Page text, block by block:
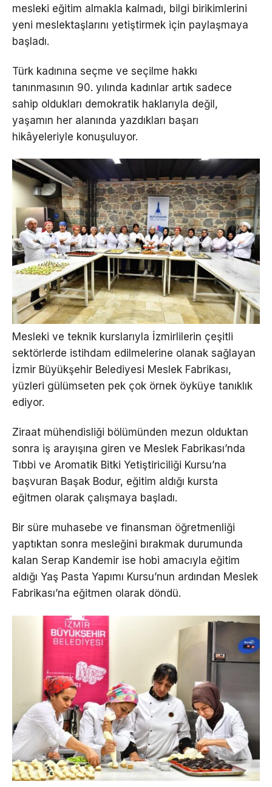
mesleki eğitim almakla kalmadı, bilgi birikimlerini
yeni meslektaşlarını yetiştirmek için paylaşmaya
başladı.
Türk kadınına seçme ve seçilme hakkı
tanınmasının 90. yılında kadınlar artık sadece
sahip oldukları demokratik haklarıyla değil,
yaşamın her alanında yazdıkları başarı
hikâyeleriyle konuşuluyor.
Mesleki ve teknik kurslarıyla İzmirlilerin çeşitli
sektörlerde istihdam edilmelerine olanak sağlayan
İzmir Büyükşehir Belediyesi Meslek Fabrikası,
yüzleri gülümseten pek çok örnek öyküye tanıklık
ediyor.
Ziraat mühendisliği bölümünden mezun olduktan
sonra iş arayışına giren ve Meslek Fabrikası’nda
Tıbbi ve Aromatik Bitki Yetiştiriciliği Kursu’na
başvuran Başak Bodur, eğitim aldığı kursta
eğitmen olarak çalışmaya başladı.
Bir süre muhasebe ve finansman öğretmenliği
yaptıktan sonra mesleğini bırakmak durumunda
kalan Serap Kandemir ise hobi amacıyla eğitim
aldığı Yaş Pasta Yapımı Kursu’nun ardından Meslek
Fabrikası’na eğitmen olarak döndü.